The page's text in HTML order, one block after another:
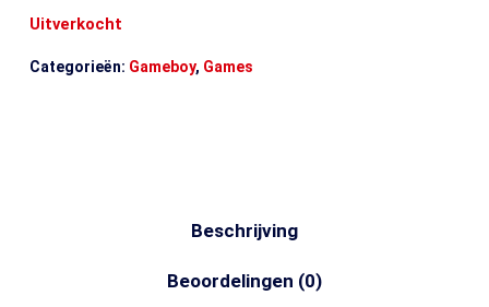
Uitverkocht
Categorieën: Gameboy, Games
Beschrijving
Beoordelingen (0)